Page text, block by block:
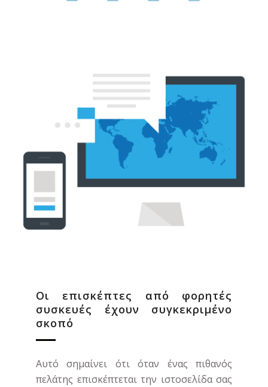
Οι επισκέπτες από φορητές
συσκευές έχουν συγκεκριμένο
σκοπό
Αυτό σημαίνει ότι όταν ένας πιθανός
πελάτης επισκέπτεται την ιστοσελίδα σας